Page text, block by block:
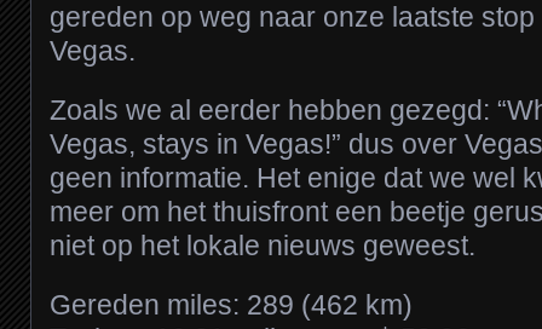
gereden op weg naar onze laatste
Vegas.
Zoals we al eerder hebben gezegd:
Vegas, stays in Vegas!” dus over
geen informatie. Het enige dat we wel
meer om het thuisfront een beetje
niet op het lokale nieuws geweest.
Gereden miles: 289 (462 km)